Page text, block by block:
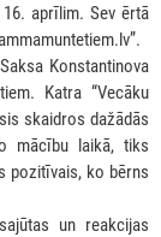
aprīlim. Sev ērtā
Konstantinova
Katra “Vecāku
skaidros dažādās
mācību laikā, tiks
pozitīvais, ko bērns
un reakcijas